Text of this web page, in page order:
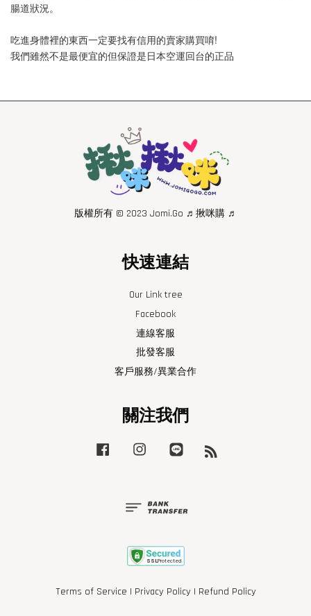
腸道狀況。
吃進身體裡的東西一定要找有信用的賣家購買唷!
我們雖然不是最便宜的但保證是日本空運回台的正品
版權所有 © 2023 Jomi.Go ♬揪咪購 ♬
快速連結
Our Link tree
Facebook
連線客服
批發客服
客戶服務/異業合作
關注我們
Facebook Instagram
Terms of Service | Privacy Policy | Refund Policy